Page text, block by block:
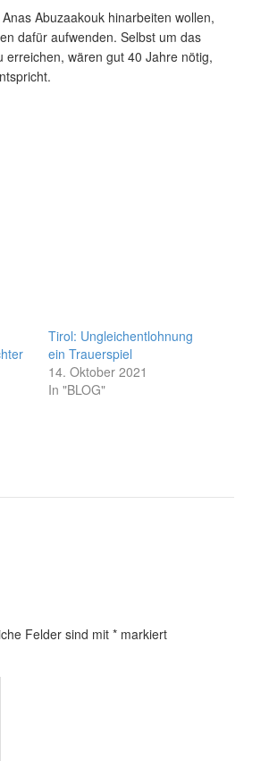
Abuzaakouk hinarbeiten wollen,
dafür aufwenden. Selbst um das
erreichen, wären gut 40 Jahre nötig,
Tirol: Ungleichentlohnung
ein Trauerspiel
14. Oktober 2021
In "BLOG"
Felder sind mit* markiert